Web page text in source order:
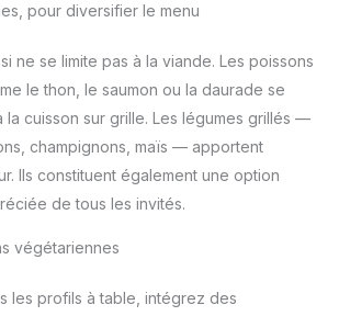
pour diversifier le menu
ne se limite pas à la viande. Les poissons
le thon, le saumon ou la daurade se
la cuisson sur grille. Les légumes grillés —
champignons, maïs — apportent
Ils constituent également une option
de tous les invités.
végétariennes
les profils à table, intégrez des